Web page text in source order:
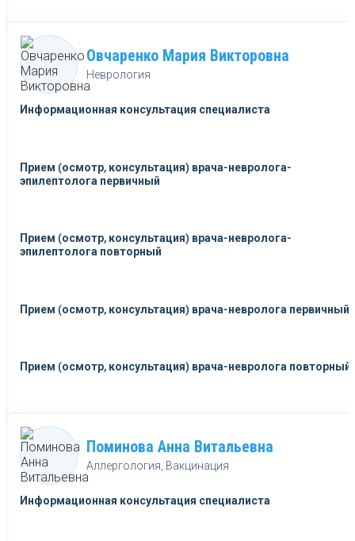
Овчаренко Мария Викторовна
Неврология
Информационная консультация специалиста
Прием (осмотр, консультация) врача-невролога-
эпилептолога первичный
Прием (осмотр, консультация) врача-невролога-
эпилептолога повторный
Прием (осмотр, консультация) врача-невролога первичный
Прием (осмотр, консультация) врача-невролога повторный
Поминова Анна Витальевна
Аллергология, Вакцинация
Информационная консультация специалиста